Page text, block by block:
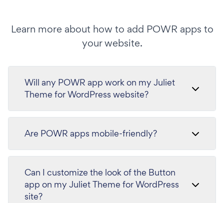
Learn more about how to add POWR apps to
your website.
Will any POWR app work on my Juliet
Theme for WordPress website?
Are POWR apps mobile-friendly?
Can I customize the look of the Button
app on my Juliet Theme for WordPress
site?